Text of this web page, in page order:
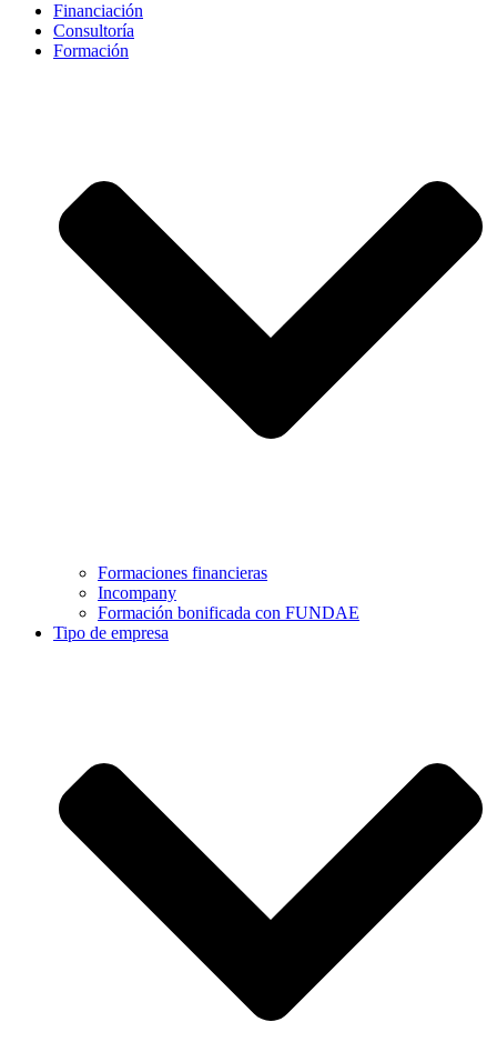
Financiación
Consultoría
Formación
Formaciones financieras
Incompany
Formación bonificada con FUNDAE
Tipo de empresa